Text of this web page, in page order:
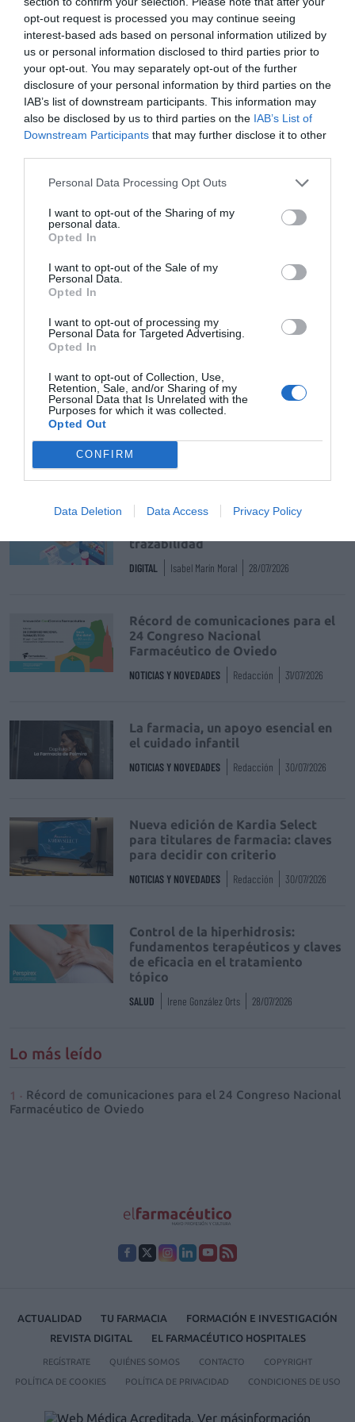
opt-out request is processed you may continue seeing
interest-based ads based on personal information utilized by
us or personal information disclosed to third parties prior to
your opt-out. You may separately opt-out of the further
disclosure of your personal information by third parties on the
IAB’s list of downstream participants. This information may
also be disclosed by us to third parties on the IAB’s List of
Downstream Participants that may further disclose it to other
Personal Data Processing Opt Outs
I want to opt-out of the Sharing of my
personal data.
Opted In
I want to opt-out of the Sale of my
Personal Data.
Opted In
I want to opt-out of processing my
Personal Data for Targeted Advertising.
Opted In
I want to opt-out of Collection, Use,
Retention, Sale, and/or Sharing of my
Personal Data that Is Unrelated with the
Purposes for which it was collected.
Opted Out
CONFIRM
Data Deletion Data Access Privacy Policy
La distribuidora farmacéutica quiso contar para la
ocasión con los mejores: la prestigiosa chef y asesora
gastronómica Alejandra Feldman, que estuvo
acompañada de la también chef Celina Lozano y de la
embajadora de la cocina peruana en España, Irina
Concepción Herrera. Además, los periodistas tuvieron el
placer de cocinar junto al concursante y maestro de
cocina más querido por la audiencia de 'Top Chef',
Javier Estévez.
Añadir El Farmacéuticocomo fuente preferida
de Google de forma gratuita
ACTIVAR AHORA
Alliance Healthcare Navidad
taller de cocina
Destacados
La venta online de medicamentos
trazabilidad
DIGITAL Isabel Marín Moral 28/07/2026
Récord de comunicaciones para el
24 Congreso Nacional
Farmacéutico de Oviedo
NOTICIAS Y NOVEDADES Redacción 31/07/2026
La farmacia, un apoyo esencial en
el cuidado infantil
NOTICIAS Y NOVEDADES Redacción 30/07/2026
Nueva edición de Kardia Select
para titulares de farmacia: claves
para decidir con criterio
NOTICIAS Y NOVEDADES Redacción 30/07/2026
Control de la hiperhidrosis:
fundamentos terapéuticos y claves
de eficacia en el tratamiento
tópico
SALUD Irene González Orts 28/07/2026
Lo más leído
Récord de comunicaciones para el 24 Congreso Nacional
Farmacéutico de Oviedo
ACTUALIDAD TU FARMACIA
FORMACIÓN E INVESTIGACIÓN
REVISTA DIGITAL
EL FARMACÉUTICO HOSPITALES
REGÍSTRATE QUIÉNES SOMOS CONTACTO COPYRIGHT
POLÍTICA DE COOKIES POLÍTICA DE PRIVACIDAD CONDICIONES DE USO